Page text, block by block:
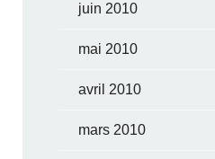
juin 2010
mai 2010
avril 2010
mars 2010